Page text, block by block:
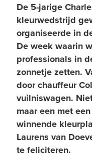
De 5-jarige
kleurwedstrijd
organiseerde in
De week waarin
professionals in
zonnetje zetten.
door chauffeur
vuilniswagen.
maar een met
winnende
Laurens van
te feliciteren.